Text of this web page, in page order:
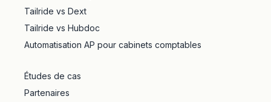
Tailride vs Dext
Tailride vs Hubdoc
Automatisation AP pour cabinets comptables
Études de cas
Partenaires